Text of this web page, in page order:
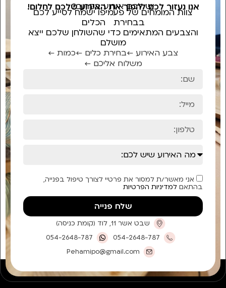
יש לכם אירוע בקרוב?
אנו נעזור לכם להפוך את האירוע שלכם לחלום!
צוות המומחים של פעמיפו ישמח לסייע לכם
בבחירת הכלים
והצבעים המתאימים כדי שהשולחן שלכם ייצא
מושלם
צבע האירוע ←בחירת כלים ←כמות ←
משלוח אליכם ←
אני מאשר/ת למסור את פרטיי לצורך טיפול בפנייה,
בהתאם למדיניות הפרטיות
שלח פנייה
שבט אשר 11, לוד (קומת כניסה)
054-2648-787
054-2648-787
Pehamipo@gmail.com